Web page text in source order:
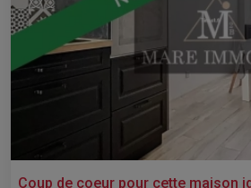
Coup de coeur pour cette maison